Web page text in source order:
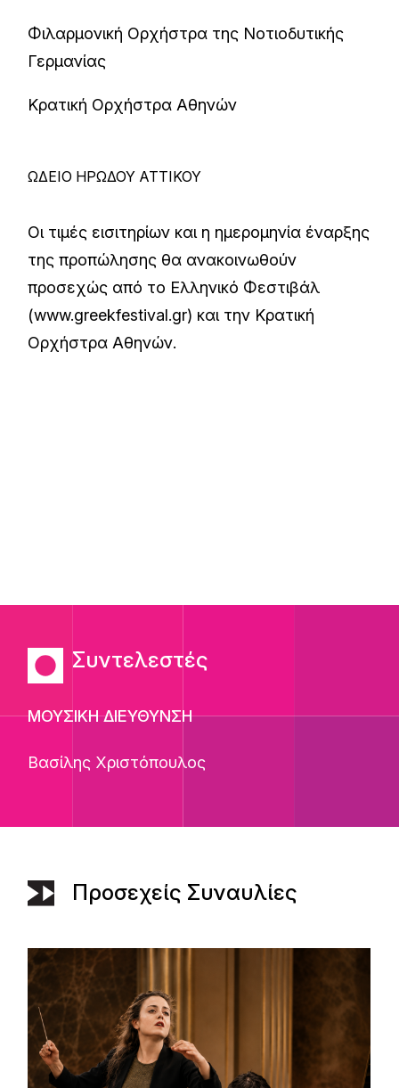
Φιλαρμονική Ορχήστρα της Νοτιοδυτικής
Γερμανίας
Κρατική Ορχήστρα Αθηνών
ΩΔΕΙΟ ΗΡΩΔΟΥ ΑΤΤΙΚΟΥ
Οι τιμές εισιτηρίων και η ημερομηνία έναρξης
της προπώλησης θα ανακοινωθούν
προσεχώς από το Ελληνικό Φεστιβάλ
(www.greekfestival.gr) και την Κρατική
Ορχήστρα Αθηνών.
Συντελεστές
ΜΟΥΣΙΚΗ ΔΙΕΥΘΥΝΣΗ
Βασίλης Χριστόπουλος
Προσεχείς Συναυλίες